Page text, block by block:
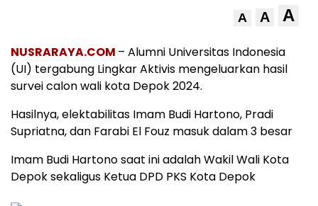
A A A
NUSRARAYA.COM – Alumni Universitas Indonesia
(UI) tergabung Lingkar Aktivis mengeluarkan hasil
survei calon wali kota Depok 2024.
Hasilnya, elektabilitas Imam Budi Hartono, Pradi
Supriatna, dan Farabi El Fouz masuk dalam 3 besar
Imam Budi Hartono saat ini adalah Wakil Wali Kota
Depok sekaligus Ketua DPD PKS Kota Depok